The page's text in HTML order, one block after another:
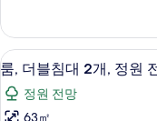
기
원
전
망
사
진
즈
침
대
1
개,
정
룸,
더
블
6
룸, 더블침대 2개, 정원
정원 전망
63㎡